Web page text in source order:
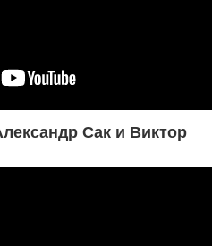
Сак и Виктор